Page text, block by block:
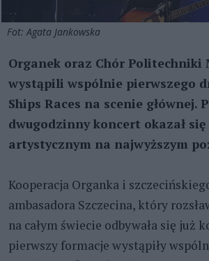
Fot: Agata Jankowska
Organek oraz Chór Politechniki
wystąpili wspólnie pierwszego
Ships Races na scenie głównej.
dwugodzinny koncert okazał
artystycznym na najwyższym
Kooperacja Organka i
ambasadora Szczecina, który
na całym świecie odbywała się już
pierwszy formacje wystąpiły